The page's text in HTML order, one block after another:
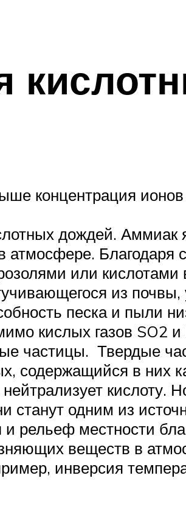
концентрация
дождей. Аммиак
Благодаря
или
из
песка и пыли
кислых газов SO2
частицы. Твердые
содержащийся в них
кислоту.
станут одним из
рельеф местности
веществ в
инверсия